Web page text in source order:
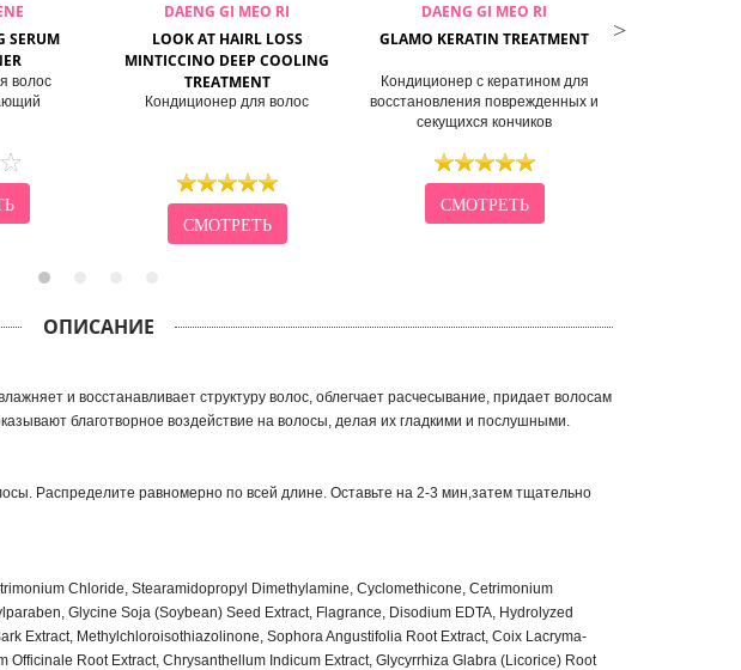
SERUM
волос
DAENG GI MEO RI
LOOK AT HAIRL LOSS
MINTICCINO DEEP COOLING
TREATMENT
Кондиционер для волос
СМОТРЕТЬ
DAENG GI MEO RI
GLAMO KERATIN TREATMENT
Кондиционер с кератином для
восстановления поврежденных и
секущихся кончиков
СМОТРЕТЬ
ОПИСАНИЕ
и восстанавливает структуру волос, облегчает расчесывание, придает волосам
благотворное воздействие на волосы, делая их гладкими и послушными.
Распределите равномерно по всей длине. Оставьте на 2-3 мин,затем тщательно
Chloride, Stearamidopropyl Dimethylamine, Cyclomethicone, Cetrimonium
Glycine Soja (Soybean) Seed Extract, Flagrance, Disodium EDTA, Hydrolyzed
Extract, Methylchloroisothiazolinone, Sophora Angustifolia Root Extract, Coix Lacryma-
Root Extract, Chrysanthellum Indicum Extract, Glycyrrhiza Glabra (Licorice) Root